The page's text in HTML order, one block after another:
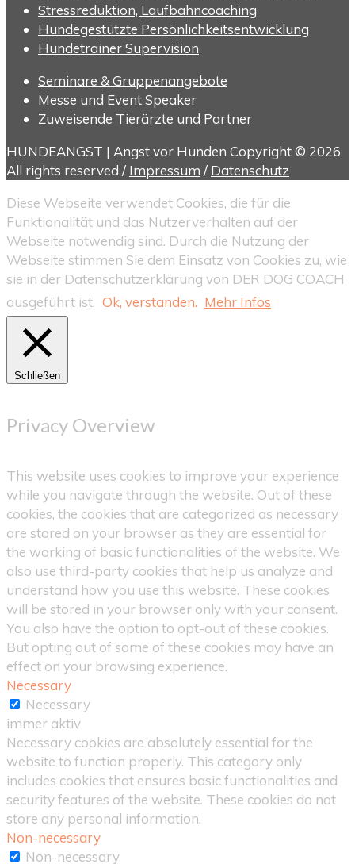
Stressreduktion, Laufbahncoaching
Hundegestützte Persönlichkeitsentwicklung
Hundetrainer Supervision
Seminare & Gruppenangebote
Messe und Event Speaker
Zuweisende Tierärzte und Partner
HUNDEANGST | Angst vor Hunden Copyright © 2026
All rights reserved / Impressum / Datenschutz
Diese Webseite verwendet Cookies, die für die
Funktionalität und das Nutzerverhalten auf der
Webseite notwendig sind. Durch die Nutzung der
Webseite stimmen Sie dem Einsatz von Cookies zu, wie
sie in der Datenschutzerklärung von DER DOG COACH
ausgeführt ist. Ok, verstanden. Mehr Infos
Schließen
Privacy Overview
This website uses cookies to improve your experience
while you navigate through the website. Out of these
cookies, the cookies that are categorized as necessary
are stored on your browser as they are essential for
the working of basic functionalities of the website. We
also use third-party cookies that help us analyze and
understand how you use this website. These cookies
will be stored in your browser only with your consent.
You also have the option to opt-out of these cookies.
But opting out of some of these cookies may have an
effect on your browsing experience.
Necessary
Necessary
immer aktiv
Necessary cookies are absolutely essential for the
website to function properly. This category only
includes cookies that ensures basic functionalities and
security features of the website. These cookies do not
store any personal information.
Non-necessary
Non-necessary